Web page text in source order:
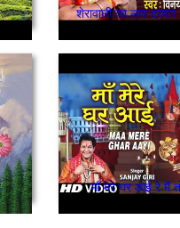
शेरावाली का लगा
माँ मेरे घर आई रे मैं